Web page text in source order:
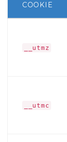
COOKIE
__utmz
__utmc